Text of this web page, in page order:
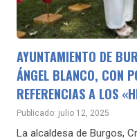
AYUNTAMIENTO DE
ÁNGEL BLANCO, CON
REFERENCIAS A LOS
Publicado: julio 12, 2025
La alcaldesa de Burgos,